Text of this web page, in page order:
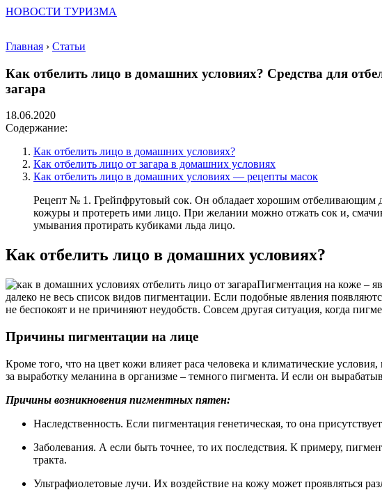
НОВОСТИ ТУРИЗМА
Главная › Статьи
Как отбелить лицо в домашних условиях? Средства для
загара
18.06.2020
Содержание:
Как отбелить лицо в домашних условиях?
Как отбелить лицо от загара в домашних условиях
Как отбелить лицо в домашних условиях — рецепты масок
Рецепт № 1. Грейпфрутовый сок. Он обладает хорошим отбеливающим
кожуры и протереть ими лицо. При желании можно отжать сок и,
умывания протирать кубиками льда лицо.
Как отбелить лицо в домашних условиях?
Пигментация на коже –
далеко не весь список видов пигментации. Если подобные явления
не беспокоят и не причиняют неудобств. Совсем другая ситуация, когда
Причины пигментации на лице
Кроме того, что на цвет кожи влияет раса человека и климатические
за выработку меланина в организме – темного пигмента. И если он
Причины возникновения пигментных пятен:
Наследственность. Если пигментация генетическая, то она
Заболевания. А если быть точнее, то их последствия. К примеру,
тракта.
Ультрафиолетовые лучи. Их воздействие на кожу может проявляться